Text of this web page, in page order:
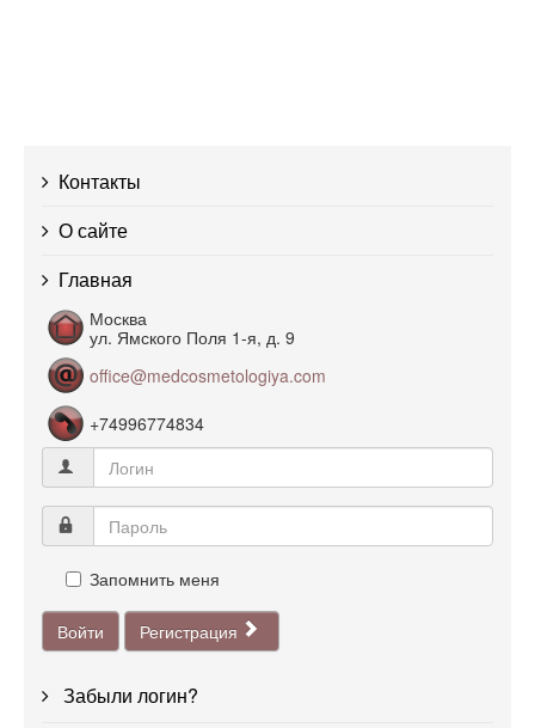
Контакты
О сайте
Главная
Москва
ул. Ямского Поля 1-я, д. 9
office@medcosmetologiya.com
+74996774834
Запомнить меня
Войти Регистрация
Забыли логин?